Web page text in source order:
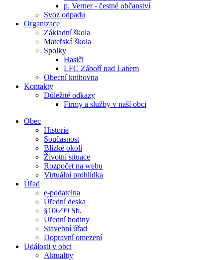
p. Verner - čestné občanství
Svoz odpadu
Organizace
Základní škola
Mateřská škola
Spolky
Hasiči
LFC Záboří nad Labem
Obecní knihovna
Kontakty
Důležité odkazy
Firmy a služby v naší obci
Obec
Historie
Současnost
Blízké okolí
Životní situace
Rozpočet na webu
Virtuální prohlídka
Úřad
e-podatelna
Úřední deska
§106⁄99 Sb.
Úřední hodiny
Stavební úřad
Dopravní omezení
Události v obci
Aktuality